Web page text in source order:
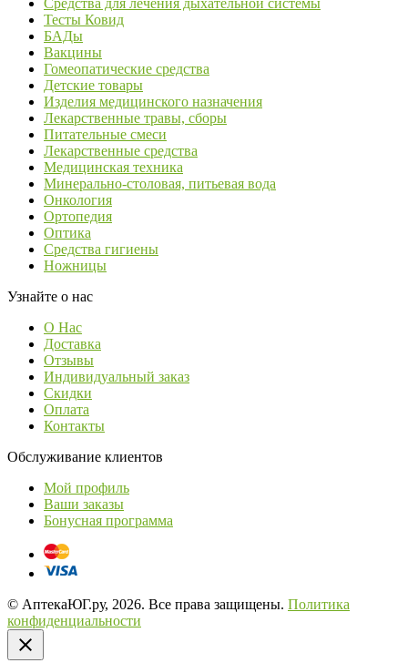
Средства для лечения дыхательной системы
Тесты Ковид
БАДы
Вакцины
Гомеопатические средства
Детские товары
Изделия медицинского назначения
Лекарственные травы, сборы
Питательные смеси
Лекарственные средства
Медицинская техника
Минерально-столовая, питьевая вода
Онкология
Ортопедия
Оптика
Средства гигиены
Ножницы
Узнайте о нас
О Нас
Доставка
Отзывы
Индивидуальный заказ
Скидки
Оплата
Контакты
Обслуживание клиентов
Мой профиль
Ваши заказы
Бонусная программа
© АптекаЮГ.ру, 2026. Все права защищены. Политика
конфиденциальности